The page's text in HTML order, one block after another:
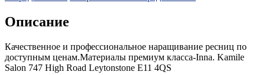
Описание
Качественное и профессиональное наращивание ресниц по
доступным ценам.Материалы премиум класса-Inna. Kamile
Salon 747 High Road Leytonstone E11 4QS